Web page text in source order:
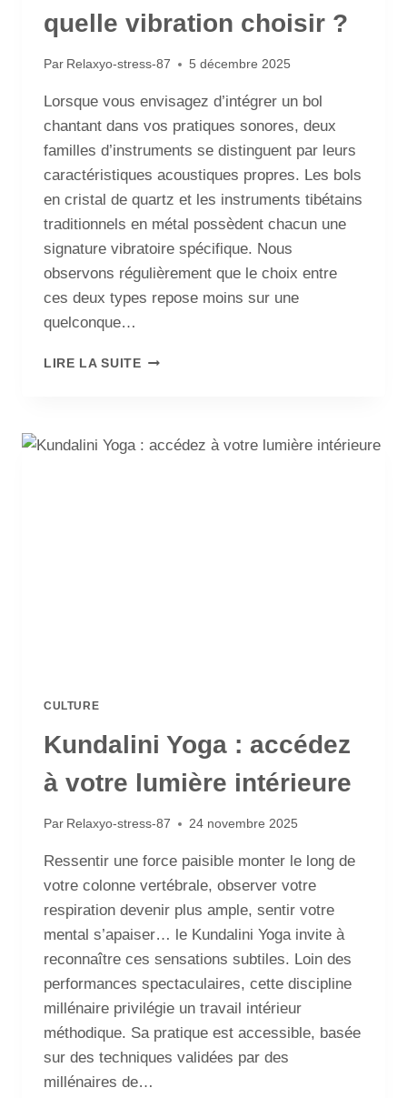
quelle vibration choisir ?
Par Relaxyo-stress-87 5 décembre 2025
Lorsque vous envisagez d’intégrer un bol
chantant dans vos pratiques sonores, deux
familles d’instruments se distinguent par leurs
caractéristiques acoustiques propres. Les bols
en cristal de quartz et les instruments tibétains
traditionnels en métal possèdent chacun une
signature vibratoire spécifique. Nous
observons régulièrement que le choix entre
ces deux types repose moins sur une
quelconque…
LIRE LA SUITE
CULTURE
Kundalini Yoga : accédez
à votre lumière intérieure
Par Relaxyo-stress-87 24 novembre 2025
Ressentir une force paisible monter le long de
votre colonne vertébrale, observer votre
respiration devenir plus ample, sentir votre
mental s’apaiser… le Kundalini Yoga invite à
reconnaître ces sensations subtiles. Loin des
performances spectaculaires, cette discipline
millénaire privilégie un travail intérieur
méthodique. Sa pratique est accessible, basée
sur des techniques validées par des
millénaires de…